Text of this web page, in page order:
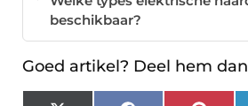
beschikbaar?
Goed artikel? Deel hem